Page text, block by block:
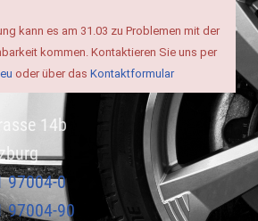
kann es am 31.03 zu Problemen mit der
kommen. Kontaktieren Sie uns per
oder über das Kontaktformular
14b
97004-0
97004-90